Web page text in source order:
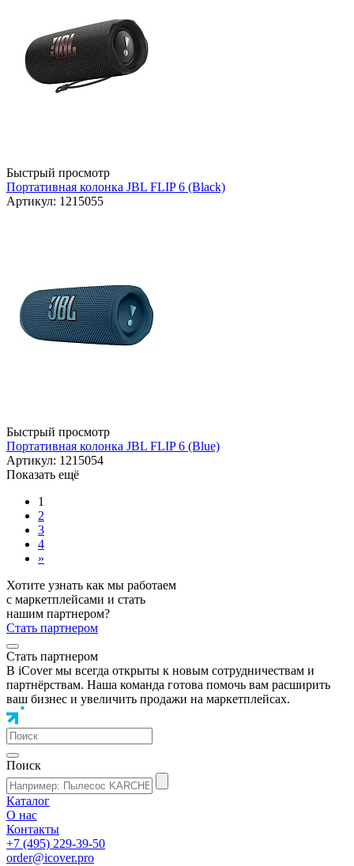
Быстрый просмотр
Портативная колонка JBL FLIP 6 (Black)
Артикул: 1215055
Быстрый просмотр
Портативная колонка JBL FLIP 6 (Blue)
Артикул: 1215054
Показать ещё
1
2
3
4
»
Хотите узнать как мы работаем
с маркетплейсами и стать
нашим партнером?
Стать партнером
Стать партнером
В iCover мы всегда открыты к новым сотрудничествам и
партнёрствам. Наша команда готова помочь вам расширить
ваш бизнес и увеличить продажи на маркетплейсах.
Поиск
Каталог
О нас
Контакты
+7 (495) 229-39-50
order@icover.pro